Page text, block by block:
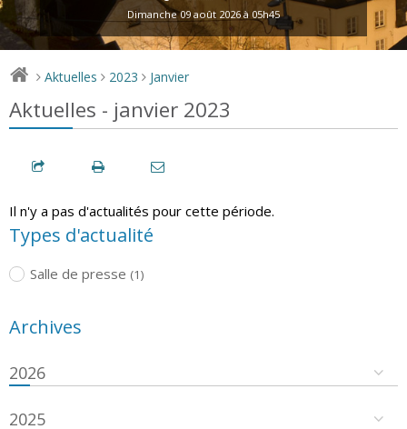
Dimanche 09 août 2026 à 05h45
> Aktuelles > 2023 > Janvier
Aktuelles - janvier 2023
Il n'y a pas d'actualités pour cette période.
Types d'actualité
Salle de presse (1)
Archives
2026
2025